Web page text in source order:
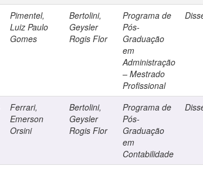
Pimentel,
Luiz Paulo
Gomes
Bertolini,
Geysler
Rogis Flor
Programa de
Pós-
Graduação
em
Administração
– Mestrado
Profissional
Ferrari,
Emerson
Orsini
Bertolini,
Geysler
Rogis Flor
Programa de
Pós-
Graduação
em
Contabilidade